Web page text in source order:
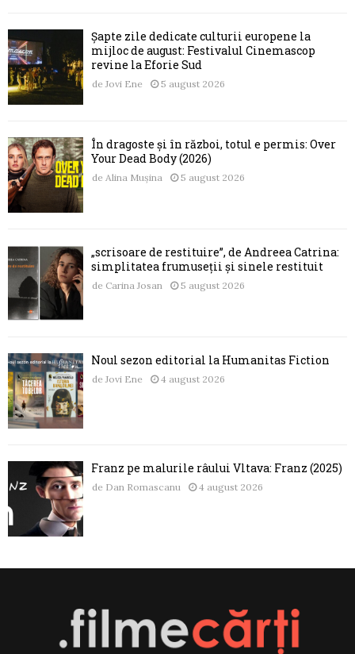
Șapte zile dedicate culturii europene la
mijloc de august: Festivalul Cinemascop
revine la Eforie Sud
de Jovi Ene 5 august 2026
În dragoste și în război, totul e permis: Over
Your Dead Body (2026)
de Alina Mușina 5 august 2026
„scrisoare de restituire”, de Andreea Catrina:
simplitatea frumuseții și sinele restituit
de Carina Josan 5 august 2026
Noul sezon editorial la Humanitas Fiction
de Jovi Ene 4 august 2026
Franz pe malurile râului Vltava: Franz (2025)
de Dan Romascanu 4 august 2026